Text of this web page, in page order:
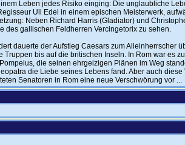
Leben jedes Risiko einging: Die unglaubliche
Uli Edel in einem epischen Meisterwerk,
Neben Richard Harris (Gladiator) und
des gallischen Feldherren Vercingetorix zu sehen.
dauerte der Aufstieg Caesars zum Alleinherrscher
Truppen bis auf die britischen Inseln. In Rom war es
die seinen ehrgeizigen Plänen im Weg
die Liebe seines Lebens fand. Aber auch
Senatoren in Rom eine neue Verschwörung vor ...